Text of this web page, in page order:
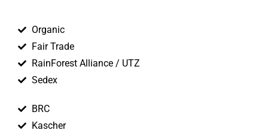
Organic
Fair Trade
RainForest Alliance / UTZ
Sedex
BRC
Kascher